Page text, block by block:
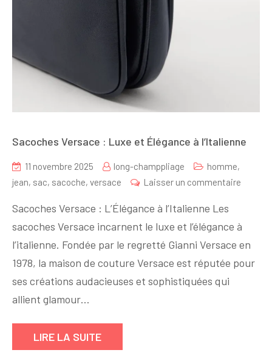
Sacoches Versace : Luxe et Élégance à l’Italienne
11 novembre 2025 long-champpliage homme,
jean, sac, sacoche, versace Laisser un commentaire
:
Luxe
et
Sacoches Versace : L’Élégance à l’Italienne Les
sacoches Versace incarnent le luxe et l’élégance à
l’italienne. Fondée par le regretté Gianni Versace en
1978, la maison de couture Versace est réputée pour
ses créations audacieuses et sophistiquées qui
allient glamour…
LIRE LA SUITE